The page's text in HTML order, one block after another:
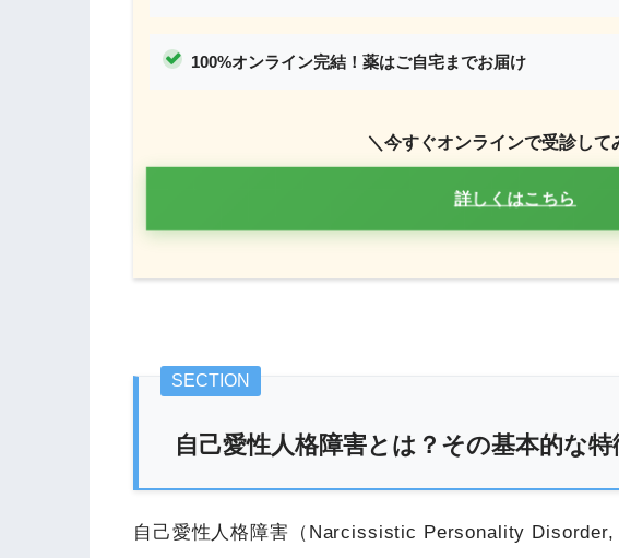
100%オンライン完結！薬はご自宅までお届け
＼今すぐオンラインで受診して
詳しくはこちら
自己愛性人格障害とは？その基本的な特
自己愛性人格障害（Narcissistic Personality Disorder,